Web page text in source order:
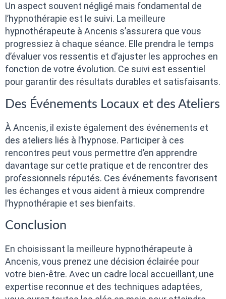
Un aspect souvent négligé mais fondamental de
l’hypnothérapie est le suivi. La meilleure
hypnothérapeute à Ancenis s’assurera que vous
progressiez à chaque séance. Elle prendra le temps
d’évaluer vos ressentis et d’ajuster les approches en
fonction de votre évolution. Ce suivi est essentiel
pour garantir des résultats durables et satisfaisants.
Des Événements Locaux et des Ateliers
À Ancenis, il existe également des événements et
des ateliers liés à l’hypnose. Participer à ces
rencontres peut vous permettre d’en apprendre
davantage sur cette pratique et de rencontrer des
professionnels réputés. Ces événements favorisent
les échanges et vous aident à mieux comprendre
l’hypnothérapie et ses bienfaits.
Conclusion
En choisissant la meilleure hypnothérapeute à
Ancenis, vous prenez une décision éclairée pour
votre bien-être. Avec un cadre local accueillant, une
expertise reconnue et des techniques adaptées,